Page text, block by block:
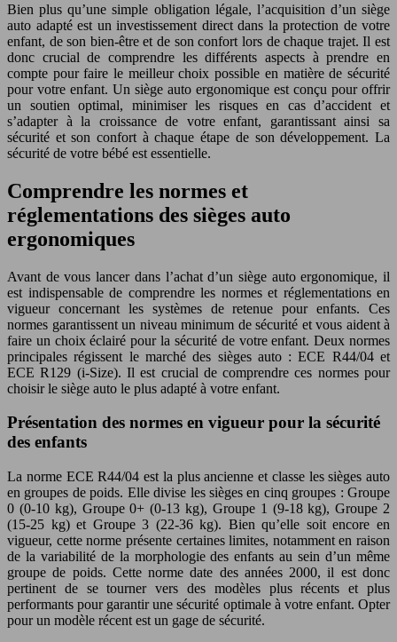
Bien plus qu’une simple obligation légale, l’acquisition d’un siège
auto adapté est un investissement direct dans la protection de votre
enfant, de son bien-être et de son confort lors de chaque trajet. Il est
donc crucial de comprendre les différents aspects à prendre en
compte pour faire le meilleur choix possible en matière de sécurité
pour votre enfant. Un siège auto ergonomique est conçu pour offrir
un soutien optimal, minimiser les risques en cas d’accident et
s’adapter à la croissance de votre enfant, garantissant ainsi sa
sécurité et son confort à chaque étape de son développement. La
sécurité de votre bébé est essentielle.
Comprendre les normes et
réglementations des sièges auto
ergonomiques
Avant de vous lancer dans l’achat d’un siège auto ergonomique, il
est indispensable de comprendre les normes et réglementations en
vigueur concernant les systèmes de retenue pour enfants. Ces
normes garantissent un niveau minimum de sécurité et vous aident à
faire un choix éclairé pour la sécurité de votre enfant. Deux normes
principales régissent le marché des sièges auto : ECE R44/04 et
ECE R129 (i-Size). Il est crucial de comprendre ces normes pour
choisir le siège auto le plus adapté à votre enfant.
Présentation des normes en vigueur pour la sécurité
des enfants
La norme ECE R44/04 est la plus ancienne et classe les sièges auto
en groupes de poids. Elle divise les sièges en cinq groupes : Groupe
0 (0-10 kg), Groupe 0+ (0-13 kg), Groupe 1 (9-18 kg), Groupe 2
(15-25 kg) et Groupe 3 (22-36 kg). Bien qu’elle soit encore en
vigueur, cette norme présente certaines limites, notamment en raison
de la variabilité de la morphologie des enfants au sein d’un même
groupe de poids. Cette norme date des années 2000, il est donc
pertinent de se tourner vers des modèles plus récents et plus
performants pour garantir une sécurité optimale à votre enfant. Opter
pour un modèle récent est un gage de sécurité.